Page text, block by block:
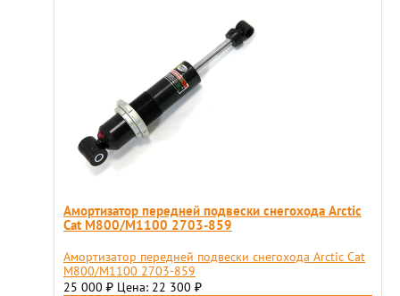
Амортизатор передней подвески снегохода Arctic
Cat M800/M1100 2703-859
Амортизатор передней подвески снегохода Arctic Cat
M800/M1100 2703-859
25 000 ₽ Цена: 22 300 ₽